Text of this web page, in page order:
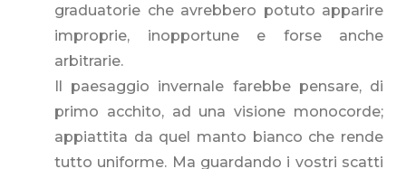
graduatorie che avrebbero potuto apparire
improprie, inopportune e forse anche
arbitrarie.
Il paesaggio invernale farebbe pensare, di
primo acchito, ad una visione monocorde;
appiattita da quel manto bianco che rende
tutto uniforme. Ma guardando i vostri scatti